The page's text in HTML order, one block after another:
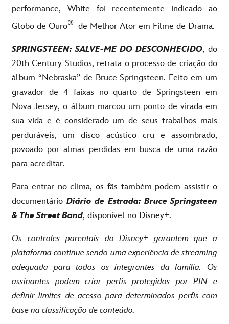
performance, White foi recentemente indicado ao
Globo de Ouro® de Melhor Ator em Filme de Drama.
SPRINGSTEEN: SALVE-ME DO DESCONHECIDO, do
20th Century Studios, retrata o processo de criação do
álbum “Nebraska” de Bruce Springsteen. Feito em um
gravador de 4 faixas no quarto de Springsteen em
Nova Jersey, o álbum marcou um ponto de virada em
sua vida e é considerado um de seus trabalhos mais
perduráveis, um disco acústico cru e assombrado,
povoado por almas perdidas em busca de uma razão
para acreditar.
Para entrar no clima, os fãs também podem assistir o
documentárioDiário de Estrada: Bruce Springsteen
& The Street Band, disponível no Disney+.
Os controles parentais do Disney+ garantem que a
plataforma continue sendo uma experiência de streaming
adequada para todos os integrantes da família. Os
assinantes podem criar perfis protegidos por PIN e
definir limites de acesso para determinados perfis com
base na classificação de conteúdo.